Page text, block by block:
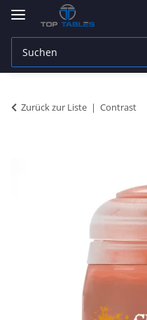
Zurück zur Liste Contrast